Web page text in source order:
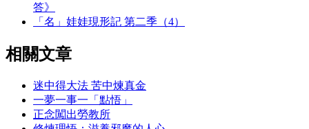
答》
「名」娃娃現形記 第二季（4）
相關文章
迷中得大法 苦中煉真金
一夢一事一「點悟」
正念闖出勞教所